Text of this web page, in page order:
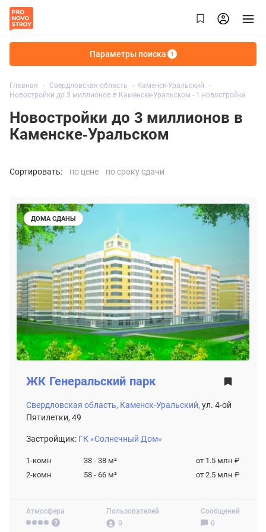
Параметры поиска 1
Главная Свердловская область
Каменск-Уральский
Новостройки до 3 миллионов в Каменске-Уральском - 1 новостройка
Новостройки до 3 миллионов в
Каменске-Уральском
Сортировать: по цене по сроку сдачи
ДОМА СДАНЫ
Атмосфера
Пользователей
0
Сообщений
0
ЖК Генеральский парк
Свердловская область, Каменск-Уральский, ул. 4-ой
Пятилетки, 49
Застройщик: ГК «Солнечный Дом»
1-комн 38 - 38 м²
от 1.5 млн ₽
2-комн
58 - 66 м² от 2.5 млн ₽